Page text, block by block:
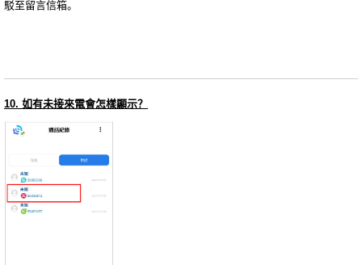
駁至留言信箱。
10. 如有未接來電會怎樣顯示？